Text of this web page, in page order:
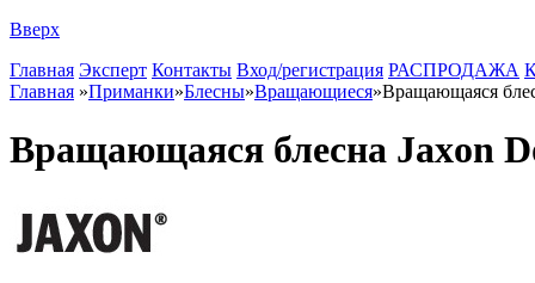
Вверх
Главная Эксперт Контакты Вход/регистрация РАСПРОДАЖА
Главная »Приманки»Блесны»Вращающиеся»Вращающаяся
Вращающаяся блесна Jaxon